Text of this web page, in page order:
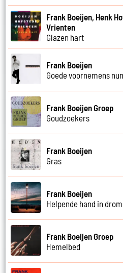
Frank Boeijen, Henk
Vrienten
Glazen hart
Frank Boeijen
Goede voornemens
Frank Boeijen Groep
Goudzoekers
Frank Boeijen
Gras
Frank Boeijen
Helpende hand in
Frank Boeijen Groep
Hemelbed